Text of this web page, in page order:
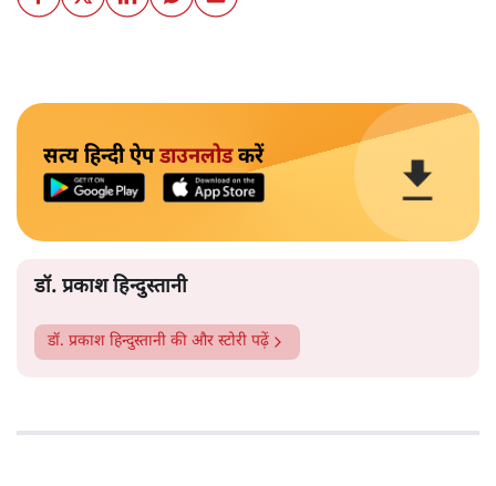
सत्य हिन्दी ऐपडाउनलोडकरें
डॉ. प्रकाश हिन्दुस्तानी
डॉ. प्रकाश हिन्दुस्तानी की और स्टोरी पढ़ें